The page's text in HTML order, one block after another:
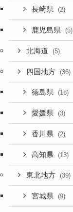
長崎県 (2)
鹿児島県 (5)
北海道 (5)
四国地方 (36)
徳島県 (18)
愛媛県 (3)
香川県 (2)
高知県 (13)
東北地方 (39)
宮城県 (9)